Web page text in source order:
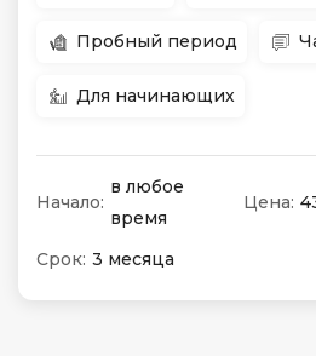
Пробный период
Для начинающих
Начало:
в любое
время
Цена:
Срок: 3 месяца